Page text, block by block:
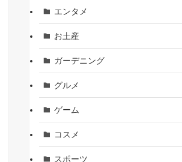
エンタメ
お土産
ガーデニング
グルメ
ゲーム
コスメ
スポーツ